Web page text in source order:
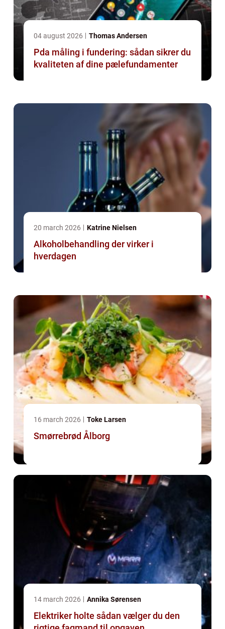
04 august 2026 Thomas Andersen
Pda måling i fundering: sådan sikrer du
kvaliteten af dine pælefundamenter
20 march 2026 Katrine Nielsen
Alkoholbehandling der virker i
hverdagen
16 march 2026 Toke Larsen
Smørrebrød Ålborg
14 march 2026 Annika Sørensen
Elektriker holte sådan vælger du den